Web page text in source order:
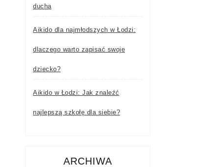
ducha
Aikido dla najmłodszych w Łodzi:
dlaczego warto zapisać swoje
dziecko?
Aikido w Łodzi: Jak znaleźć
najlepszą szkołę dla siebie?
ARCHIWA